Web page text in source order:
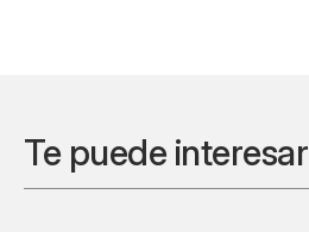
Te puede interesar